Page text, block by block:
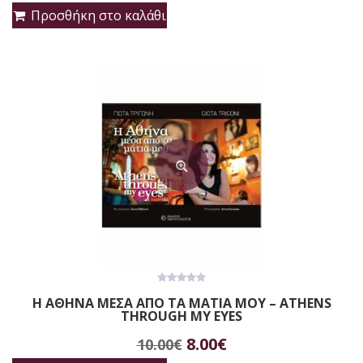
18.00€.
Προσθήκη στο καλάθι
out
of
Η ΑΘΗΝΑ ΜΕΣΑ ΑΠΟ ΤΑ ΜΑΤΙΑ ΜΟΥ – ATHENS
THROUGH MY EYES
10.00€ Original
8.00€Η